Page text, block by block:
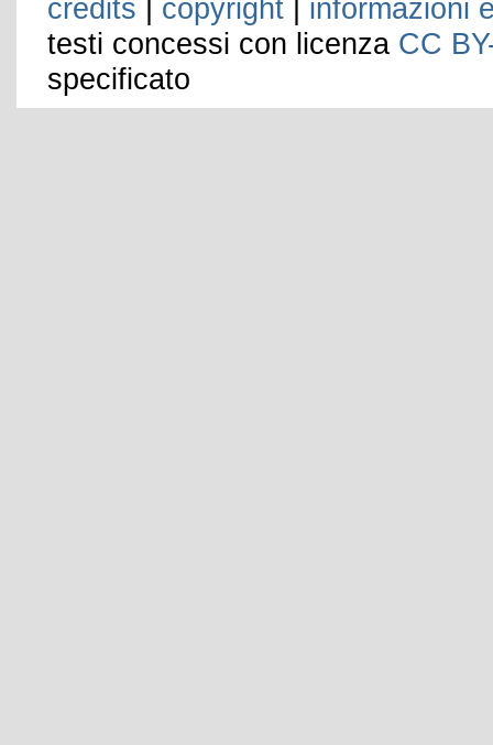
credits copyright
informazioni
testi concessi con licenza CC
specificato